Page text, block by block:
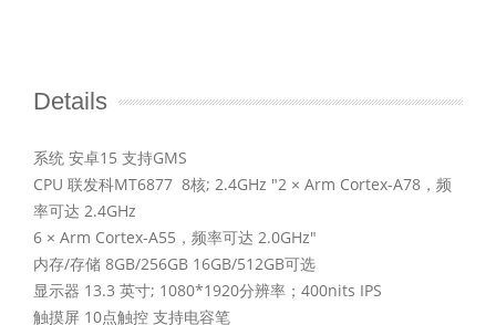
Details
系统 安卓15 支持GMS
CPU 联发科MT6877 8核; 2.4GHz "2 × Arm Cortex-A78，频
率可达 2.4GHz
6 × Arm Cortex-A55，频率可达 2.0GHz"
内存/存储 8GB/256GB 16GB/512GB可选
显示器 13.3 英寸; 1080*1920分辨率；400nits IPS
触摸屏 10点触控 支持电容笔